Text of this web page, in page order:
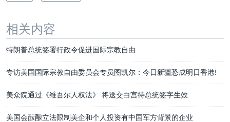
相关内容
特朗普总统签署行政令促进国际宗教自由
专访美国国际宗教自由委员会专员图凯尔：今日新疆恐成明日香港!
美众院通过《维吾尔人权法》 将送交白宫待总统签字生效
美国会酝酿立法限制美企和个人投资有中国军方背景的企业